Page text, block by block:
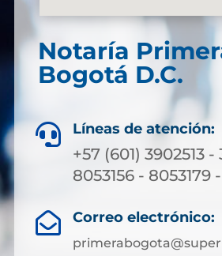
Notaría
Bogotá D.C.
 Líneas de atención:
+57 (601) 3902513
8053156 - 8053179 -
 Correo electrónico: